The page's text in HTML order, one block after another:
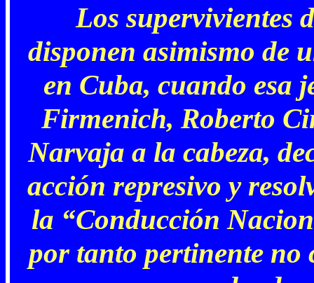
Los supervivientes
disponen asimismo de
en Cuba, cuando esa
Firmenich, Roberto
Narvaja a la cabeza,
acción represivo y
la “Conducción
por tanto pertinente no